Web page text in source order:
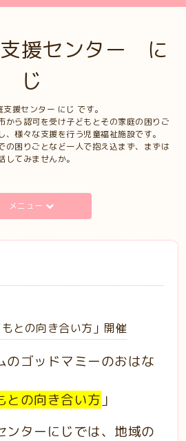
援センター に
じ
支援センター にじ です。
から認可を受け子どもとその家庭の困りご
、様々な支援を行う児童福祉施設です。
の困りごとなど一人で抱え込まず、まずは
してみませんか。
メニュー
との向き合い方」開催
のゴッドマミーのおはな
との向き合い方 」
ンターにじでは、地域の